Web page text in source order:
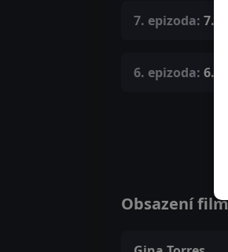
7. epizoda: 7.
6. epizoda: 6.
Obsazení